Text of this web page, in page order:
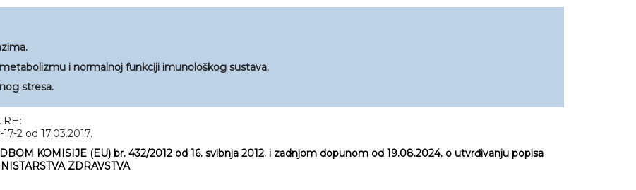
i normalnoj funkciji imunološkog sustava.
stresa.
RH:
2 od 17.03.2017.
KOMISIJE (EU) br. 432/2012 od 16. svibnja 2012. i zadnjom dopunom od 19.08.2024. o utvrđivanju popisa
ZDRAVSTVA